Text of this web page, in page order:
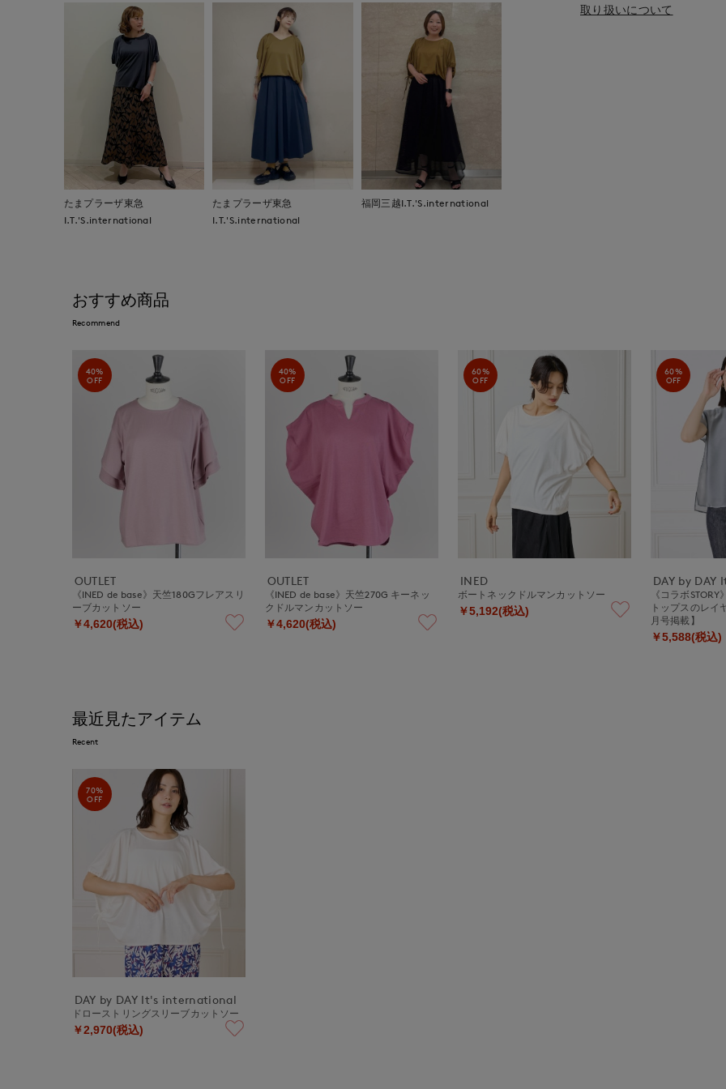
たまプラーザ東急
I.T.'S.international
たまプラーザ東急
I.T.'S.international
福岡三越I.T.'S.international
取り扱いについて
おすすめ商品
Recommend
40%
OFF
OUTLET
《INED de base》天竺180Gフレアスリ
ーブカットソー
￥4,620(税込)
40%
OFF
OUTLET
《INED de base》天竺270G キーネッ
クドルマンカットソー
￥4,620(税込)
60%
OFF
INED
ボートネックドルマンカットソー
￥5,192(税込)
60%
OFF
DAY by
《コラボ
トップスのレイ
月号掲載】
￥5,588(税込)
最近見たアイテム
Recent
70%
OFF
DAY by DAY It's international
ドローストリングスリーブカットソー
￥2,970(税込)